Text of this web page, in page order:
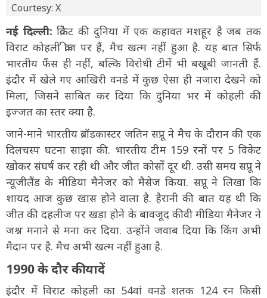
Courtesy: X
नई दिल्ली: क्रिकेट की दुनिया में एक कहावत मशहूर है जब तक
विराट कोहली क्रीज पर हैं, मैच खत्म नहीं हुआ है. यह बात सिर्फ
भारतीय फैंस ही नहीं, बल्कि विरोधी टीमें भी बखूबी जानती हैं.
इंदौर में खेले गए आखिरी वनडे में कुछ ऐसा ही नजारा देखने को
मिला, जिसने साबित कर दिया कि दुनिया भर में कोहली की
इज्जत का स्तर क्या है.
जाने-माने भारतीय ब्रॉडकास्टर जतिन सप्रू ने मैच के दौरान की एक
दिलचस्प घटना साझा की. भारतीय टीम 159 रनों पर 5 विकेट
खोकर संघर्ष कर रही थी और जीत कोसों दूर थी. उसी समय सप्रू ने
न्यूजीलैंड के मीडिया मैनेजर को मैसेज किया. सप्रू ने लिखा कि
शायद आज कुछ खास होने वाला है. हैरानी की बात यह थी कि
जीत की दहलीज पर खड़ा होने के बावजूद कीवी मीडिया मैनेजर ने
जश्न मनाने से मना कर दिया. उन्होंने जवाब दिया कि किंग अभी
मैदान पर है. मैच अभी खत्म नहीं हुआ है.
1990 के दौर की यादें
इंदौर में विराट कोहली का 54वां वनडे शतक 124 रन किसी